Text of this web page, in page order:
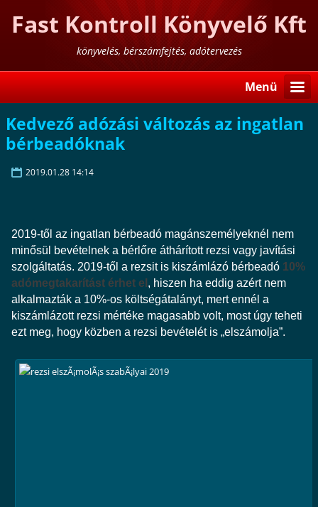
Fast Kontroll Könyvelő Kft
könyvelés, bérszámfejtés, adótervezés
Menü
Kedvező adózási változás az ingatlan
bérbeadóknak
2019.01.28 14:14
2019-től az ingatlan bérbeadó magánszemélyeknél nem
minősül bevételnek a bérlőre áthárított rezsi vagy javítási
szolgáltatás. 2019-től a rezsit is kiszámlázó bérbeadó 10%
adómegtakarítást érhet el , hiszen ha eddig azért nem
alkalmazták a 10%-os költségátalányt, mert ennél a
kiszámlázott rezsi mértéke magasabb volt, most úgy teheti
ezt meg, hogy közben a rezsi bevételét is „elszámolja”.